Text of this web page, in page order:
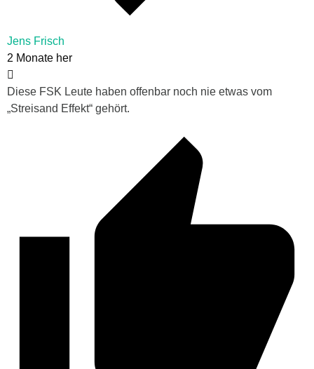
Jens Frisch
2 Monate her
Diese FSK Leute haben offenbar noch nie etwas vom
„Streisand Effekt“ gehört.